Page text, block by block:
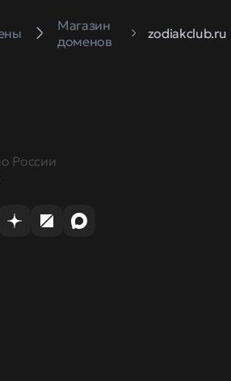
Магазин
доменов
zodiakclub.ru
России